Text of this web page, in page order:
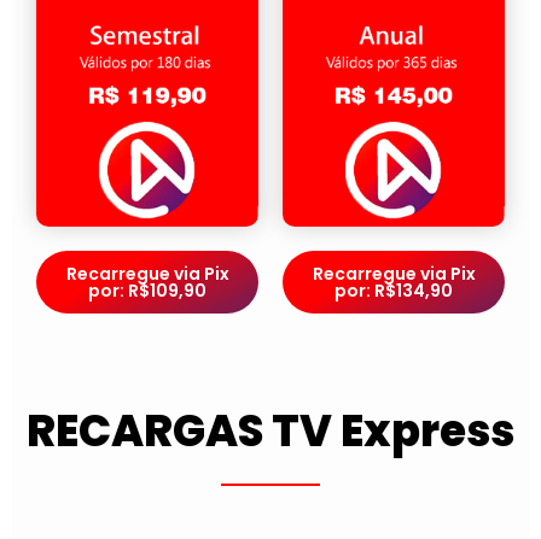
Recarregue via Pix
por: R$109,90
Recarregue via Pix
por: R$134,90
RECARGAS TV Express